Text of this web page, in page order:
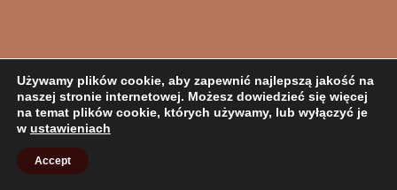
Używamy plików cookie, aby zapewnić najlepszą jakość na
naszej stronie internetowej. Możesz dowiedzieć się więcej
na temat plików cookie, których używamy, lub wyłączyć je
w ustawieniach
Accept